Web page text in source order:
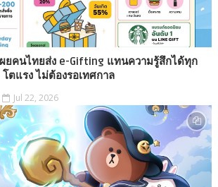
เผยคนไทยส่ง e-Gifting แทนความรู้สึกได้ทุก
ตแรง ไม่ต้องรอเทศกาล
Jul 22, 2026